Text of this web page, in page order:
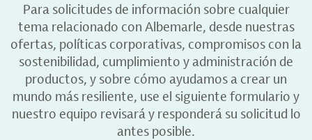
Para solicitudes de información sobre cualquier
tema relacionado con Albemarle, desde nuestras
ofertas, políticas corporativas, compromisos con la
sostenibilidad, cumplimiento y administración de
productos, y sobre cómo ayudamos a crear un
mundo más resiliente, use el siguiente formulario y
nuestro equipo revisará y responderá su solicitud lo
antes posible.